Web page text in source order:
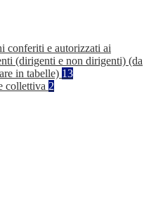
conferiti e autorizzati ai
(dirigenti e non dirigenti) (da
in tabelle) 13
collettiva 2